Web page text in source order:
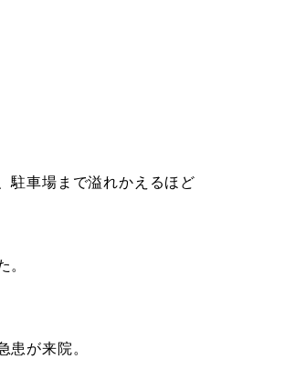
駐車場まで溢れかえるほど
。
患が来院。